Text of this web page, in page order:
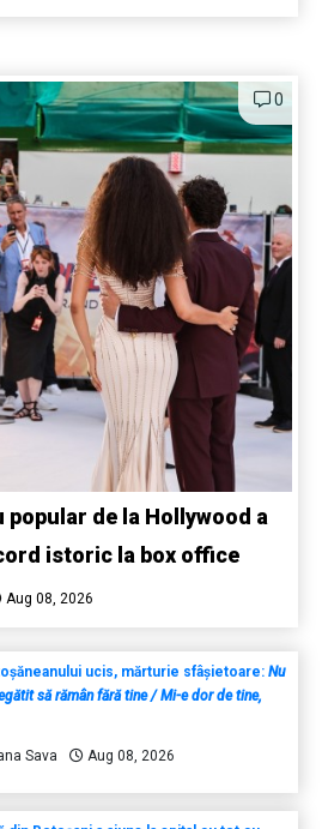
0
popular de la Hollywood a
istoric la box office
Aug 08, 2026
ucis, mărturie sfâșietoare: Nu
să rămân fără tine / Mi-e dor de tine,
Sava Aug 08, 2026